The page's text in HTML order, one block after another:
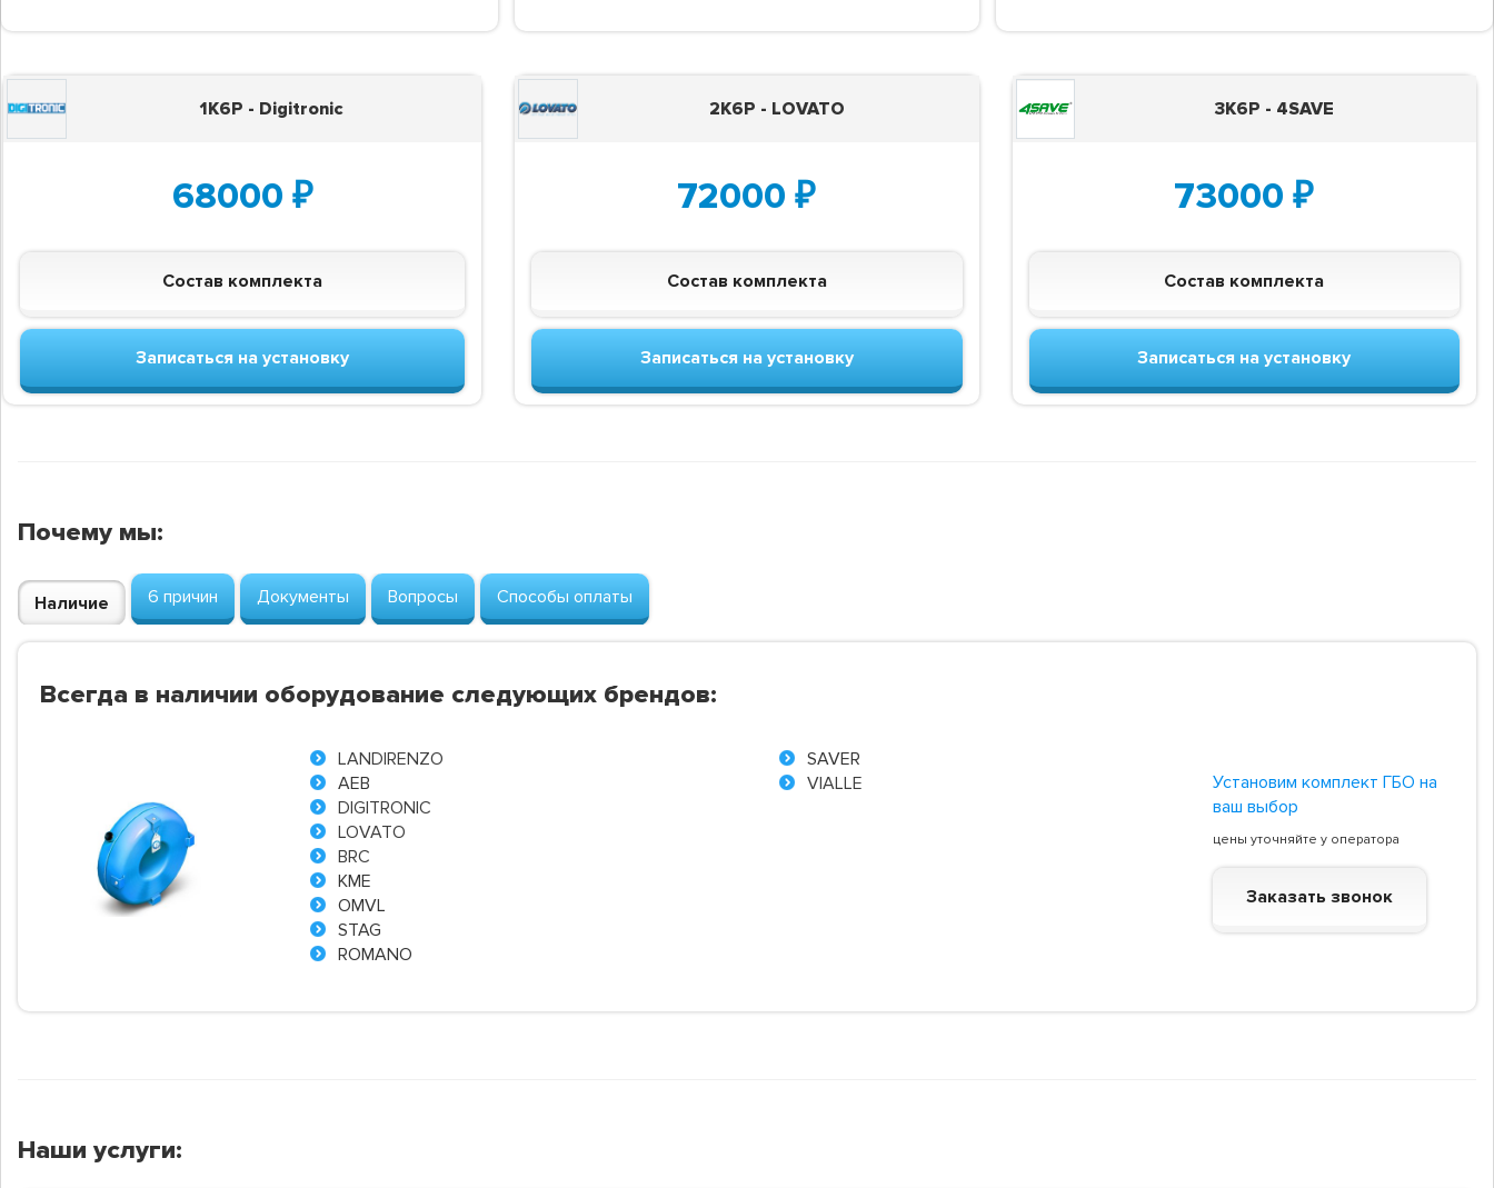
1K6P - Digitronic
68000 ₽
Состав комплекта
Записаться на установку
2K6P - LOVATO
72000 ₽
Состав комплекта
Записаться на установку
3K6P - 4SAVE
73000 ₽
Состав комплекта
Записаться на установку
Почему мы:
Наличие 6 причин Документы Вопросы Способы оплаты
Всегда в наличии оборудование следующих брендов:
LANDIRENZO
AEB
DIGITRONIC
LOVATO
BRC
KME
OMVL
STAG
ROMANO
SAVER
VIALLE
Установим комплект ГБО на
ваш выбор
цены уточняйте у оператора
Заказать звонок
Наши услуги: